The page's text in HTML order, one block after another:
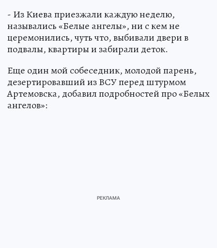
- Из Киева приезжали каждую неделю,
назывались «Белые ангелы», ни с кем не
церемонились, чуть что, выбивали двери в
подвалы, квартиры и забирали деток.
Еще один мой собеседник, молодой парень,
дезертировавший из ВСУ перед штурмом
Артемовска, добавил подробностей про «Белых
ангелов»: